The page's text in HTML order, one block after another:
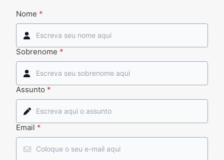
Nome *
Sobrenome *
Assunto *
Email *